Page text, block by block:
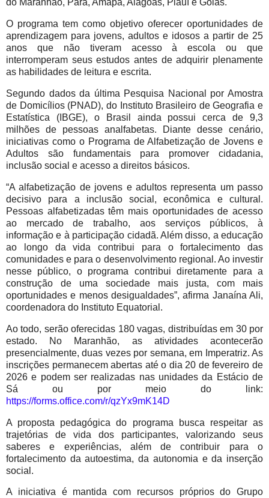
do Maranhão, Pará, Amapá, Alagoas, Piauí e Goiás.
O programa tem como objetivo oferecer oportunidades de
aprendizagem para jovens, adultos e idosos a partir de 25
anos que não tiveram acesso à escola ou que
interromperam seus estudos antes de adquirir plenamente
as habilidades de leitura e escrita.
Segundo dados da última Pesquisa Nacional por Amostra
de Domicílios (PNAD), do Instituto Brasileiro de Geografia e
Estatística (IBGE), o Brasil ainda possui cerca de 9,3
milhões de pessoas analfabetas. Diante desse cenário,
iniciativas como o Programa de Alfabetização de Jovens e
Adultos são fundamentais para promover cidadania,
inclusão social e acesso a direitos básicos.
“A alfabetização de jovens e adultos representa um passo
decisivo para a inclusão social, econômica e cultural.
Pessoas alfabetizadas têm mais oportunidades de acesso
ao mercado de trabalho, aos serviços públicos, à
informação e à participação cidadã. Além disso, a educação
ao longo da vida contribui para o fortalecimento das
comunidades e para o desenvolvimento regional. Ao investir
nesse público, o programa contribui diretamente para a
construção de uma sociedade mais justa, com mais
oportunidades e menos desigualdades”, afirma Janaína Ali,
coordenadora do Instituto Equatorial.
Ao todo, serão oferecidas 180 vagas, distribuídas em 30 por
estado. No Maranhão, as atividades acontecerão
presencialmente, duas vezes por semana, em Imperatriz. As
inscrições permanecem abertas até o dia 20 de fevereiro de
2026 e podem ser realizadas nas unidades da Estácio de
Sá ou por meio do link:
https://forms.office.com/r/qzYx9mK14D
A proposta pedagógica do programa busca respeitar as
trajetórias de vida dos participantes, valorizando seus
saberes e experiências, além de contribuir para o
fortalecimento da autoestima, da autonomia e da inserção
social.
A iniciativa é mantida com recursos próprios do Grupo